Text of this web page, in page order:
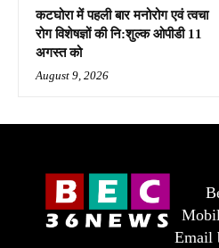
कटघोरा में पहली बार मनोरोग एवं त्वचा
रोग विशेषज्ञों की नि:शुल्क ओपीडी 11
अगस्त को
August 9, 2026
Email